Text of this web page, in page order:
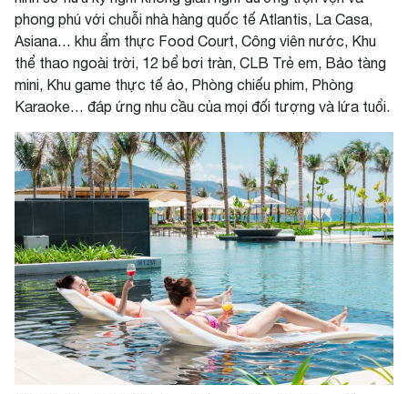
phong phú với chuỗi nhà hàng quốc tế Atlantis, La Casa,
Asiana… khu ẩm thực Food Court, Công viên nước, Khu
thể thao ngoài trời, 12 bể bơi tràn, CLB Trẻ em, Bảo tàng
mini, Khu game thực tế ảo, Phòng chiếu phim, Phòng
Karaoke… đáp ứng nhu cầu của mọi đối tượng và lứa tuổi.